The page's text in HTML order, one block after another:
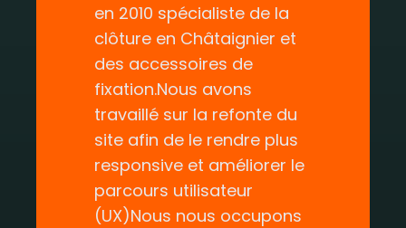
en 2010 spécialiste de la
clôture en Châtaignier et
des accessoires de
fixation.Nous avons
travaillé sur la refonte du
site afin de le rendre plus
responsive et améliorer le
parcours utilisateur
(UX)Nous nous occupons